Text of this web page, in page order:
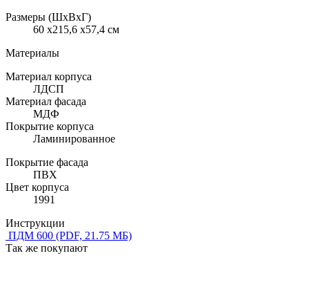
Размеры (ШхВхГ)
60 x215,6 x57,4 см
Материалы
Материал корпуса
ЛДСП
Материал фасада
МДФ
Покрытие корпуса
Ламинированное
Покрытие фасада
ПВХ
Цвет корпуса
1991
Инструкции
ПДМ 600 (PDF, 21.75 МБ)
Так же покупают